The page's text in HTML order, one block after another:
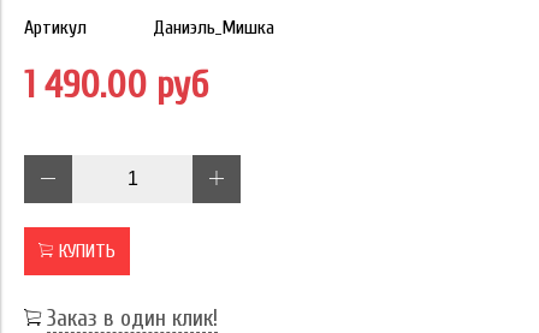
Артикул Даниэль_Мишка
1 490.00 руб
КУПИТЬ
Заказ в один клик!